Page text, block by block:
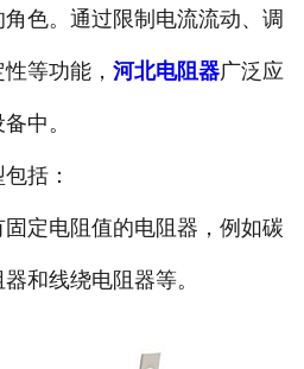
公司风采
色。通过限制电流流动、调
等功能， 河北电阻器广泛应
中。
括：
定电阻值的电阻器，例如碳
和线绕电阻器等。